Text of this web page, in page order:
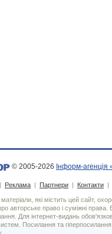
© 2005-2026 Інформ-агенція
| Реклама | Партнери | Контакти |
які містить цей сайт,
авторське право і суміжні
Для iнтернет-видань
Посилання та